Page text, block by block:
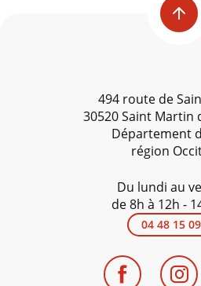
494 route de
30520 Saint Martin
Département
région
Du lundi au
de 8h à 12h -
04 48 15